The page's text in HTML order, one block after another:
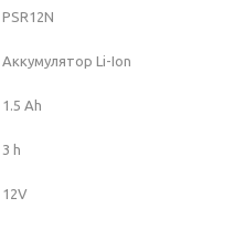
PSR12N
Аккумулятор Li-Ion
1.5 Ah
3 h
12V